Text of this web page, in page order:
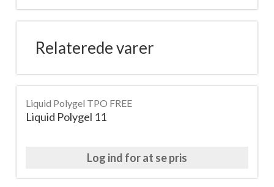
antal
Relaterede varer
Liquid Polygel TPO FREE
Liquid Polygel 11
Log ind for at se pris